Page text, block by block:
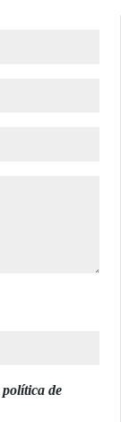
política de